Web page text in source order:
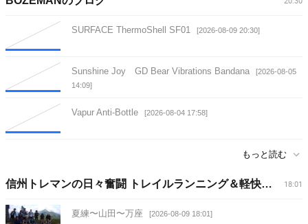
SURFACE ThermoShell SF01 [2026-08-09 20:30]
Sunshine Joy GD Bear Vibrations Bandana
[2026-08-05
14:09]
Vapur Anti-Bottle [2026-08-04 17:58]
もっと読む
18:01
信州トレマンの日々奮闘 トレイルランニング＆軽快登山
夏練〜山田〜万座 [2026-08-09 18:01]